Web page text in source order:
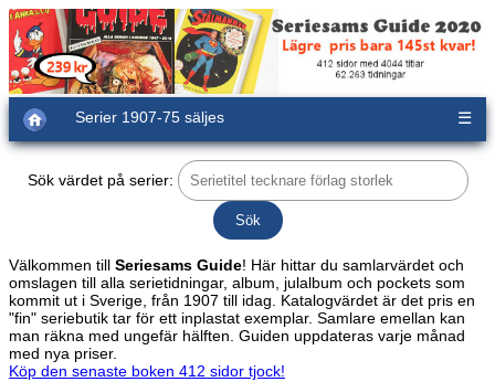
Serier 1907-75 säljes ☰
Sök värdet på serier:
Välkommen till Seriesams Guide! Här hittar du samlarvärdet och
omslagen till alla serietidningar, album, julalbum och pockets som
kommit ut i Sverige, från 1907 till idag. Katalogvärdet är det pris en
"fin" seriebutik tar för ett inplastat exemplar. Samlare emellan kan
man räkna med ungefär hälften. Guiden uppdateras varje månad
med nya priser.
Köp den senaste boken 412 sidor tjock!